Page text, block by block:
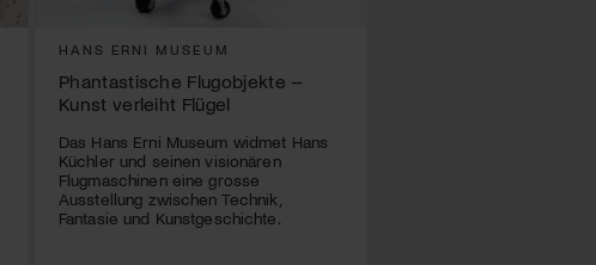
HANS ERNI MUSEUM
Phantastische Flugobjekte –
Kunst verleiht Flügel
Das Hans Erni Museum widmet Hans
Küchler und seinen visionären
Flugmaschinen eine grosse
Ausstellung zwischen Technik,
Fantasie und Kunstgeschichte.